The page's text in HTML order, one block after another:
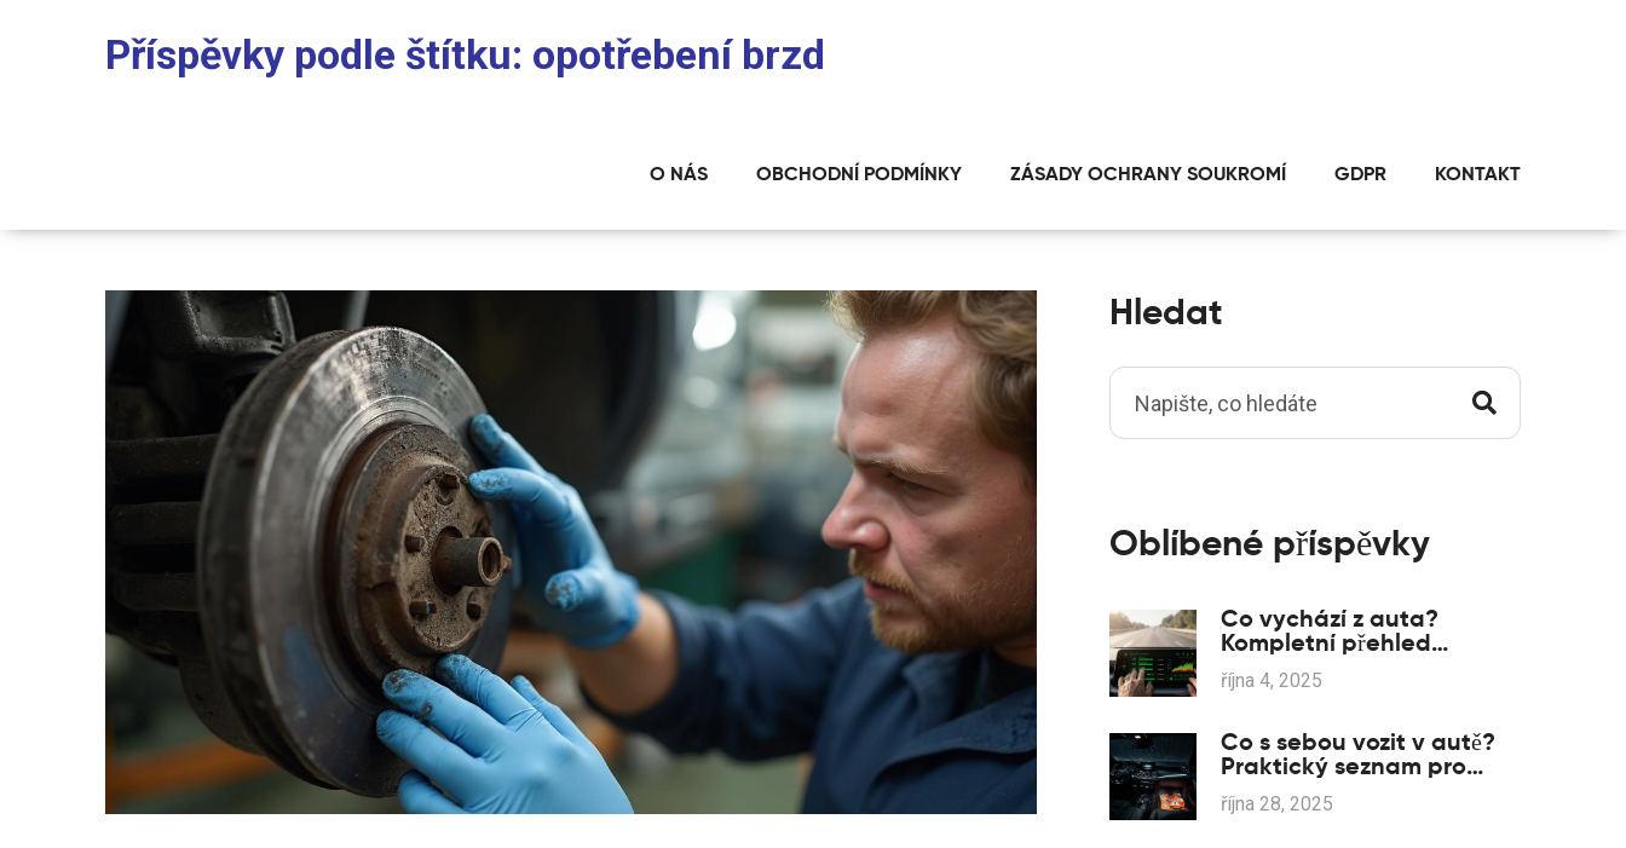
Příspěvky podle štítku: opotřebení brzd
O NÁS OBCHODNÍ PODMÍNKY ZÁSADY OCHRANY SOUKROMÍ GDPR KONTAKT
Hledat
Oblíbené příspěvky
Co vychází z auta?
Kompletní přehled
výstupů a emisí
října 4, 2025
Co s sebou vozit v autě?
Praktický seznam pro
každou cestu - Mercedes-
Benz i jiné vozy
října 28, 2025